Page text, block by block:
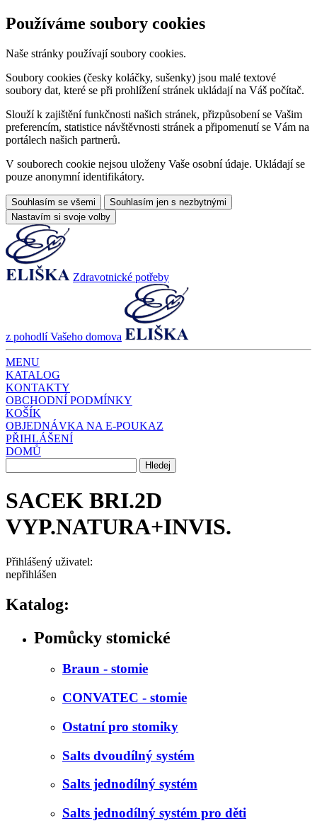
Používáme soubory cookies
Naše stránky používají soubory cookies.
Soubory cookies (česky koláčky, sušenky) jsou malé textové
soubory dat, které se při prohlížení stránek ukládají na Váš počítač.
Slouží k zajištění funkčnosti našich stránek, přizpůsobení se Vašim
preferencím, statistice návštěvnosti stránek a připomenutí se Vám na
portálech našich partnerů.
V souborech cookie nejsou uloženy Vaše osobní údaje. Ukládají se
pouze anonymní identifikátory.
Souhlasím se všemi
Souhlasím jen s nezbytnými
Nastavím si svoje volby
Zdravotnické potřeby
z pohodlí Vašeho domova
MENU
KATALOG
KONTAKTY
OBCHODNÍ PODMÍNKY
KOŠÍK
OBJEDNÁVKA NA E-POUKAZ
PŘIHLÁŠENÍ
DOMŮ
SACEK BRI.2D
VYP.NATURA+INVIS.
Přihlášený uživatel:
nepřihlášen
Katalog:
Pomůcky stomické
Braun - stomie
CONVATEC - stomie
Ostatní pro stomiky
Salts dvoudílný systém
Salts jednodílný systém
Salts jednodílný systém pro děti